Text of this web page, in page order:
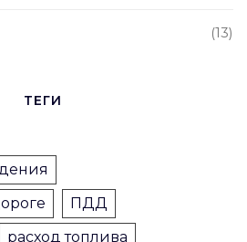
(13)
ТЕГИ
ПДД
расход топлива